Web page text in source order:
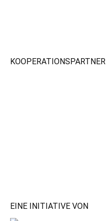
KOOPERATIONSPARTNER
EINE INITIATIVE VON